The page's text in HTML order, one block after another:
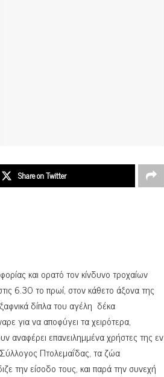
Share on Twitter
και ορατό τον κίνδυνο τροχαίων
6.30 το πρωί, στον κάθετο άξονα της
δίπλα του αγέλη δέκα
για να αποφύγει τα χειρότερα,
επανειλημμένα χρήστες της εν
Πτολεμαΐδας, τα ζώα
την είσοδο τους, και παρά την συνεχή